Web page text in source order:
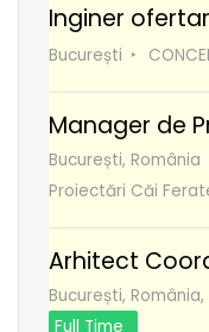
Inginer
București
Manager de
București, România
Proiectări Căi
Arhitect
București, România,
Full Time